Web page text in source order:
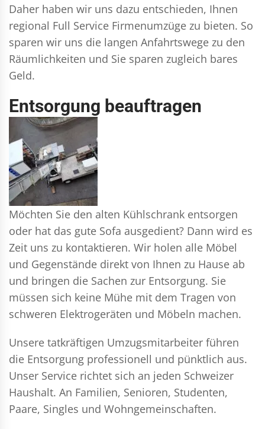
Daher haben wir uns dazu entschieden, Ihnen
regional Full Service Firmenumzüge zu bieten. So
sparen wir uns die langen Anfahrtswege zu den
Räumlichkeiten und Sie sparen zugleich bares
Geld.
Entsorgung beauftragen
Möchten Sie den alten Kühlschrank entsorgen
oder hat das gute Sofa ausgedient? Dann wird es
Zeit uns zu kontaktieren. Wir holen alle Möbel
und Gegenstände direkt von Ihnen zu Hause ab
und bringen die Sachen zur Entsorgung. Sie
müssen sich keine Mühe mit dem Tragen von
schweren Elektrogeräten und Möbeln machen.
Unsere tatkräftigen Umzugsmitarbeiter führen
die Entsorgung professionell und pünktlich aus.
Unser Service richtet sich an jeden Schweizer
Haushalt. An Familien, Senioren, Studenten,
Paare, Singles und Wohngemeinschaften.